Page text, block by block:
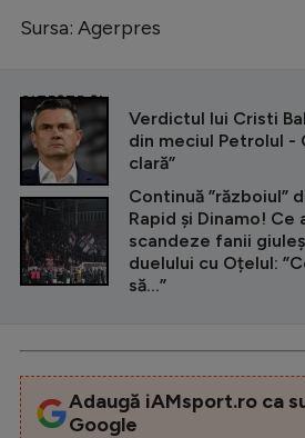
Sursa: Agerpres
CITEȘTE ȘI
Verdictul lui Cristi
din meciul Petrolul -
clară”
Continuă ”războiul”
Rapid și Dinamo! Ce
scandeze fanii
duelului cu Oțelul:
să...”
Adaugă iAMsport.ro ca
Google